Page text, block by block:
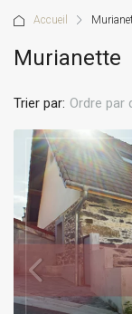
Accueil
Murianette
Trier par: Ordre par